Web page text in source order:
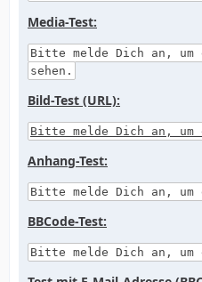
Media-Test:
Bitte melde Dich an, um
sehen.
Bild-Test (URL):
Bitte melde Dich an,
Anhang-Test:
Bitte melde Dich an, um
BBCode-Test:
Bitte melde Dich an,